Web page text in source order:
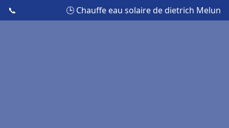
📞 🕒 Chauffe eau solaire de dietrich Melun